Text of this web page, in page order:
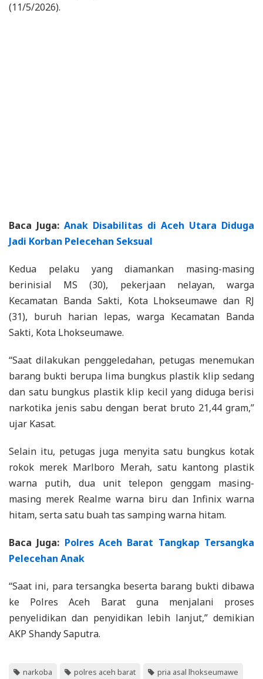
(11/5/2026).
Baca Juga: Anak Disabilitas di Aceh Utara Diduga
Jadi Korban Pelecehan Seksual
Kedua pelaku yang diamankan masing-masing
berinisial MS (30), pekerjaan nelayan, warga
Kecamatan Banda Sakti, Kota Lhokseumawe dan RJ
(31), buruh harian lepas, warga Kecamatan Banda
Sakti, Kota Lhokseumawe.
“Saat dilakukan penggeledahan, petugas menemukan
barang bukti berupa lima bungkus plastik klip sedang
dan satu bungkus plastik klip kecil yang diduga berisi
narkotika jenis sabu dengan berat bruto 21,44 gram,”
ujar Kasat.
Selain itu, petugas juga menyita satu bungkus kotak
rokok merek Marlboro Merah, satu kantong plastik
warna putih, dua unit telepon genggam masing-
masing merek Realme warna biru dan Infinix warna
hitam, serta satu buah tas samping warna hitam.
Baca Juga: Polres Aceh Barat Tangkap Tersangka
Pelecehan Anak
“Saat ini, para tersangka beserta barang bukti dibawa
ke Polres Aceh Barat guna menjalani proses
penyelidikan dan penyidikan lebih lanjut,” demikian
AKP Shandy Saputra.
narkoba polres aceh barat pria asal lhokseumawe